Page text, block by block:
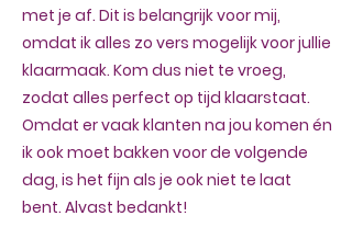
met je af. Dit is belangrijk voor mij,
omdat ik alles zo vers mogelijk voor jullie
klaarmaak. Kom dus niet te vroeg,
zodat alles perfect op tijd klaarstaat.
Omdat er vaak klanten na jou komen én
ik ook moet bakken voor de volgende
dag, is het fijn als je ook niet te laat
bent. Alvast bedankt!